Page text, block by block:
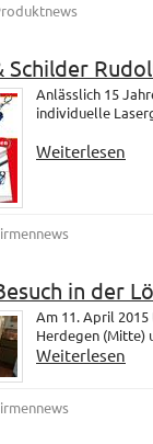
Anlässlich 15
individuelle
Weiterlesen
in der
Am 11. April
Herdegen (Mitte)
Weiterlesen